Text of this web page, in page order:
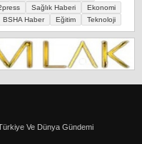
Sağlık Haberi
Ekonomi
BSHA Haber Eğitim Teknoloji
Ve Dünya Gündemi